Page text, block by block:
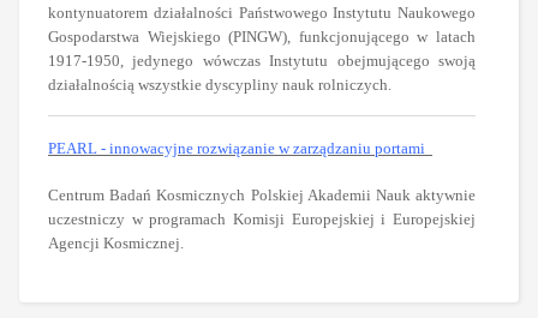
kontynuatorem działalności Państwowego Instytutu Naukowego
Gospodarstwa Wiejskiego (PINGW), funkcjonującego w latach
1917-1950, jedynego wówczas Instytutu obejmującego swoją
działalnością wszystkie dyscypliny nauk rolniczych.
PEARL - innowacyjne rozwiązanie w zarządzaniu portami
Centrum Badań Kosmicznych Polskiej Akademii Nauk aktywnie
uczestniczy w programach Komisji Europejskiej i Europejskiej
Agencji Kosmicznej.
software